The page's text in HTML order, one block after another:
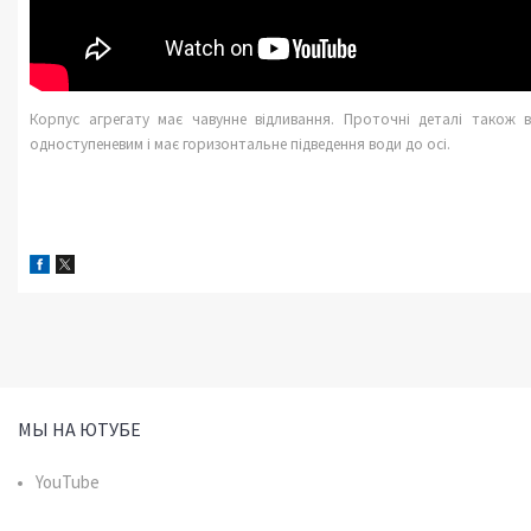
Корпус агрегату має чавунне відливання. Проточні деталі
одноступеневим і має горизонтальне підведення води до осі.
МЫ НА ЮТУБЕ
YouTube